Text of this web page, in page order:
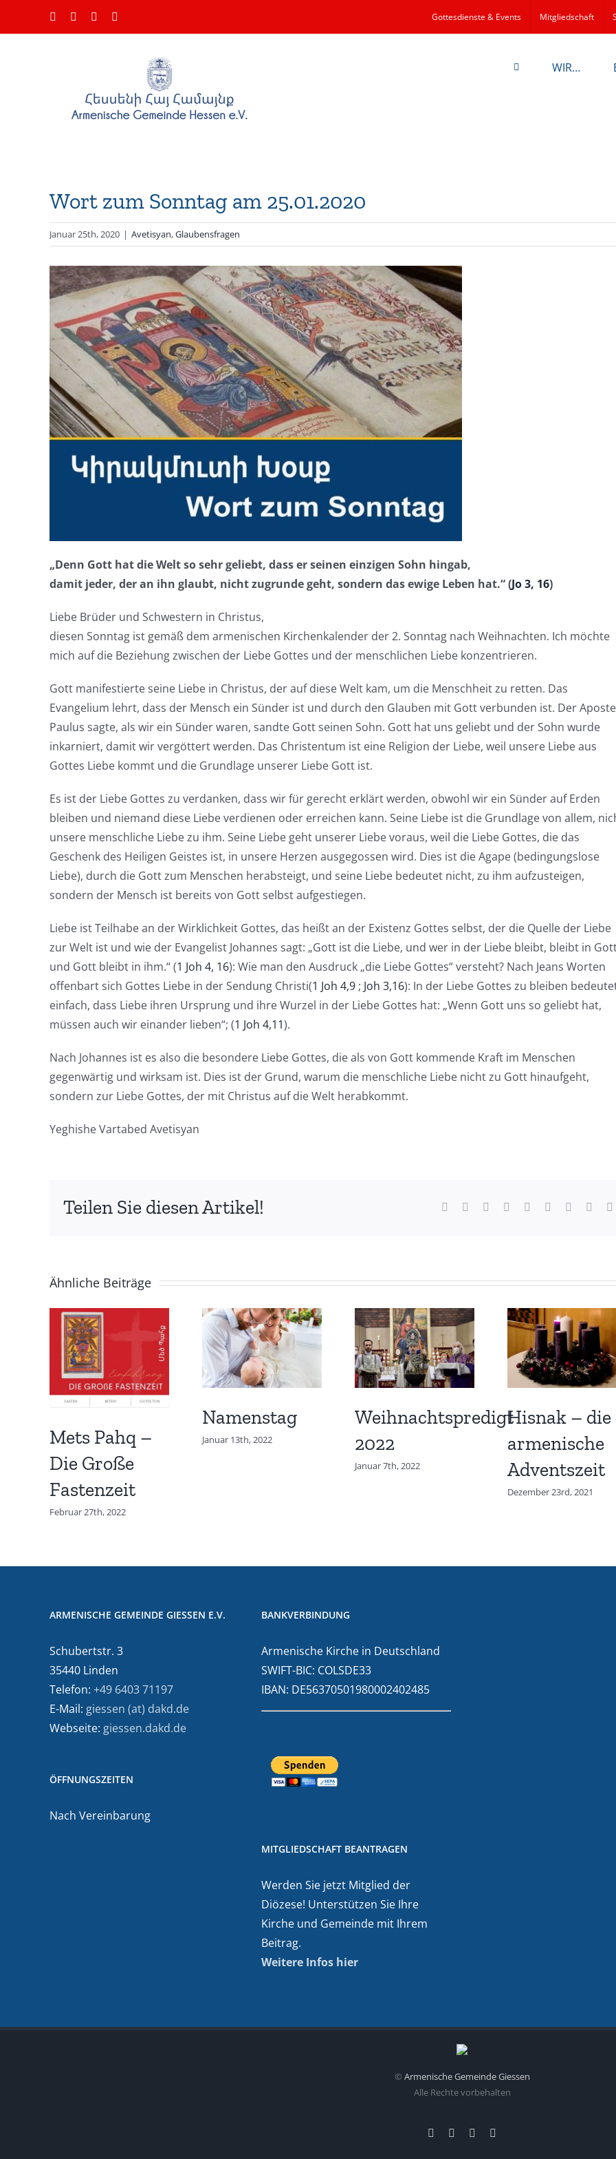
FacebookInstagramYouTube Gottesdienste & Events Mitgliedschaft
WIR…
Wort zum Sonntag am 25.01.2020
Januar 25th, 2020 | Avetisyan,Glaubensfragen
„Denn Gott hat die Welt so sehr geliebt, dass er seinen einzigen Sohn hingab,
damit jeder, der an ihn glaubt, nicht zugrunde geht, sondern das ewige Leben hat.“ (Jo 3, 16)
Liebe Brüder und Schwestern in Christus,
diesen Sonntag ist gemäß dem armenischen Kirchenkalender der 2. Sonntag nach Weihnachten. Ich möchte
mich auf die Beziehung zwischen der Liebe Gottes und der menschlichen Liebe konzentrieren.
Gott manifestierte seine Liebe in Christus, der auf diese Welt kam, um die Menschheit zu retten. Das
Evangelium lehrt, dass der Mensch ein Sünder ist und durch den Glauben mit Gott verbunden ist. Der
Paulus sagte, als wir ein Sünder waren, sandte Gott seinen Sohn. Gott hat uns geliebt und der Sohn wurde
inkarniert, damit wir vergöttert werden. Das Christentum ist eine Religion der Liebe, weil unsere Liebe aus
Gottes Liebe kommt und die Grundlage unserer Liebe Gott ist.
Es ist der Liebe Gottes zu verdanken, dass wir für gerecht erklärt werden, obwohl wir ein Sünder auf Erden
bleiben und niemand diese Liebe verdienen oder erreichen kann. Seine Liebe ist die Grundlage von allem,
unsere menschliche Liebe zu ihm. Seine Liebe geht unserer Liebe voraus, weil die Liebe Gottes, die das
Geschenk des Heiligen Geistes ist, in unsere Herzen ausgegossen wird. Dies ist die Agape (bedingungslose
Liebe), durch die Gott zum Menschen herabsteigt, und seine Liebe bedeutet nicht, zu ihm aufzusteigen,
sondern der Mensch ist bereits von Gott selbst aufgestiegen.
Liebe ist Teilhabe an der Wirklichkeit Gottes, das heißt an der Existenz Gottes selbst, der die Quelle der Liebe
zur Welt ist und wie der Evangelist Johannes sagt: „Gott ist die Liebe, und wer in der Liebe bleibt, bleibt in
und Gott bleibt in ihm.“ (1 Joh 4, 16): Wie man den Ausdruck „die Liebe Gottes“ versteht? Nach Jeans Worten
offenbart sich Gottes Liebe in der Sendung Christi(1 Joh 4,9 ; Joh 3,16): In der Liebe Gottes zu bleiben
einfach, dass Liebe ihren Ursprung und ihre Wurzel in der Liebe Gottes hat: „Wenn Gott uns so geliebt hat,
müssen auch wir einander lieben“; (1 Joh 4,11).
Nach Johannes ist es also die besondere Liebe Gottes, die als von Gott kommende Kraft im Menschen
gegenwärtig und wirksam ist. Dies ist der Grund, warum die menschliche Liebe nicht zu Gott hinaufgeht,
sondern zur Liebe Gottes, der mit Christus auf die Welt herabkommt.
Yeghishe Vartabed Avetisyan
Teilen Sie diesen Artikel! Facebook Reddit LinkedInWhatsApp
TumblrPinterest
Ähnliche Beiträge
Mets Pahq –
Die Große
Fastenzeit
Februar 27th, 2022
Namenstag
Januar 13th, 2022
Weihnachtspredigt
2022
Januar 7th, 2022
Hisnak – die
armenische
Adventszeit
Dezember 23rd, 2021
ARMENISCHE GEMEINDE GIESSEN E.V.
Schubertstr. 3
35440 Linden
Telefon: +49 6403 71197
E-Mail: giessen (at) dakd.de
Webseite: giessen.dakd.de
ÖFFNUNGSZEITEN
Nach Vereinbarung
BANKVERBINDUNG
Armenische Kirche in Deutschland
SWIFT-BIC: COLSDE33
IBAN: DE56370501980002402485
MITGLIEDSCHAFT BEANTRAGEN
Werden Sie jetzt Mitglied der
Diözese! Unterstützen Sie Ihre
Kirche und Gemeinde mit Ihrem
Beitrag.
Weitere Infos hier
© Armenische Gemeinde Giessen
Alle Rechte vorbehalten
FacebookInstagramYouTube